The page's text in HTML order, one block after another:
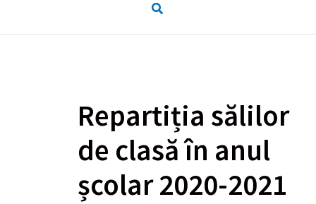
Repartiția sălilor
de clasă în anul
școlar 2020-2021